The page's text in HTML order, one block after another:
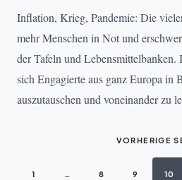
Inflation, Krieg, Pandemie: Die
mehr Menschen in Not und
der Tafeln und Lebensmittelbanken.
sich Engagierte aus ganz Europa in
auszutauschen und voneinander zu
VORHERIGE
1 … 8 9 10